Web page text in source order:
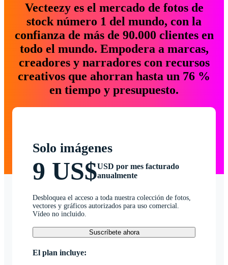
Vecteezy es el mercado de fotos de
stock número 1 del mundo, con la
confianza de más de 90.000 clientes en
todo el mundo. Empodera a marcas,
creadores y narradores con recursos
creativos que ahorran hasta un 76 %
en tiempo y presupuesto.
Solo imágenes
9 US$USD por mes facturado
anualmente
Desbloquea el acceso a toda nuestra colección de fotos,
vectores y gráficos autorizados para uso comercial.
Vídeo no incluido.
Suscríbete ahora
El plan incluye: